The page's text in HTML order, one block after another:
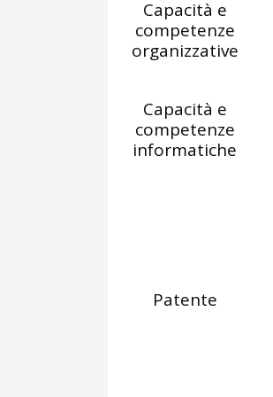
Capacità e
competenze
organizzative
Capacità e
competenze
informatiche
Patente